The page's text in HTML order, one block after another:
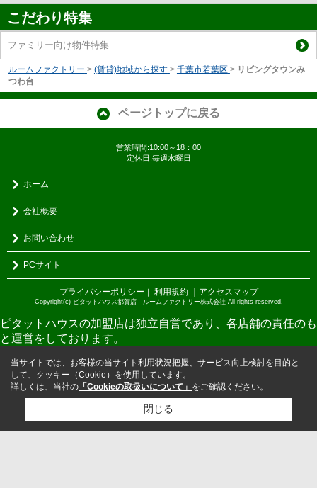
こだわり特集
ファミリー向け物件特集
ルームファクトリー > (賃貸)地域から探す > 千葉市若葉区 > リビングタウンみ
つわ台
ページトップに戻る
営業時間:10:00～18：00
定休日:毎週水曜日
ホーム
会社概要
お問い合わせ
PCサイト
プライバシーポリシー 利用規約 ｜アクセスマップ
Copyright(c) ピタットハウス都賀店 ルームファクトリー株式会社 All rights reserved.
ピタットハウスの加盟店は独立自営であり、各店舗の責任のも
と運営をしております。
当サイトでは、お客様の当サイト利用状況把握、サービス向上検討を目的と
して、クッキー（Cookie）を使用しています。
詳しくは、当社の 「Cookieの取扱いについて」 をご確認ください。
閉じる